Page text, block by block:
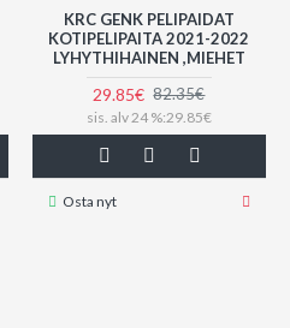
KRC GENK PELIPAIDAT
KOTIPELIPAITA 2021-2022
LYHYTHIHAINEN ,MIEHET
29.85€ 82.35€
sis. alv 24 %:29.85€
Osta nyt